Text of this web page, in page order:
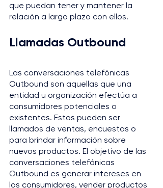
que puedan tener y mantener la
relación a largo plazo con ellos.
Llamadas Outbound
Las conversaciones telefónicas
Outbound son aquellas que una
entidad u organización efectúa a
consumidores potenciales o
existentes. Estos pueden ser
llamados de ventas, encuestas o
para brindar información sobre
nuevos productos. El objetivo de las
conversaciones telefónicas
Outbound es generar intereses en
los consumidores, vender productos